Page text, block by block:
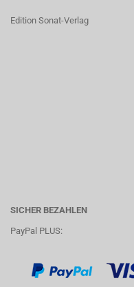
Edition Sonat-Verlag
SICHER BEZAHLEN
PayPal PLUS: